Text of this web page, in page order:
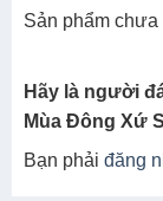
Sản phẩm chưa
Hãy là người
Mùa Đông Xứ
Bạn phải đăng